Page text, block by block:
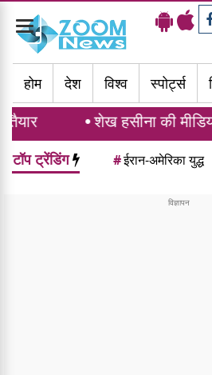
Toggle
navigation
होम
देश विश्व स्पोर्ट्स
शेख हसीना की मीडिया
टॉप ट्रेंडिंग #ईरान-अमेरिका युद्ध